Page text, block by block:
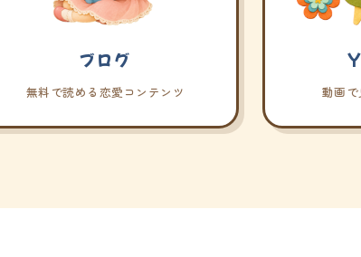
ブログ
無料で読める恋愛コンテンツ 動画